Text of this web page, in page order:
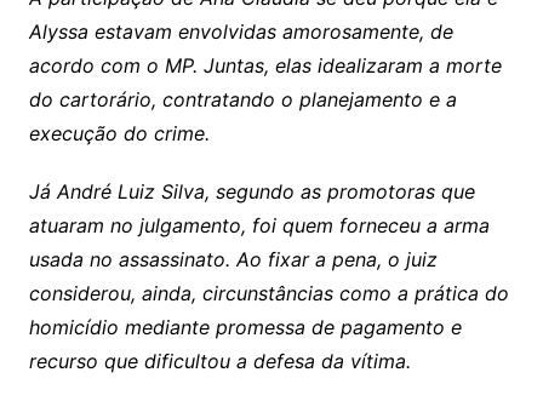
Alyssa estavam envolvidas amorosamente, de
acordo com o MP. Juntas, elas idealizaram a morte
do cartorário, contratando o planejamento e a
execução do crime.
Já André Luiz Silva, segundo as promotoras que
atuaram no julgamento, foi quem forneceu a arma
usada no assassinato. Ao fixar a pena, o juiz
considerou, ainda, circunstâncias como a prática do
homicídio mediante promessa de pagamento e
recurso que dificultou a defesa da vítima.